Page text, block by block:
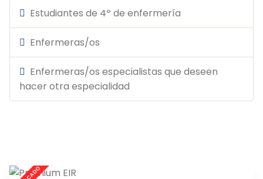
Estudiantes de 4º de enfermería
Enfermeras/os
Enfermeras/os especialistas que deseen
hacer otra especialidad